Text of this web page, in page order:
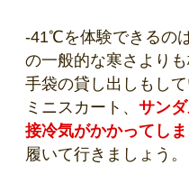
-41℃を体験できるの
の一般的な寒さより
手袋の貸し出しもし
ミニスカート、 サン
接冷気がかかってしま
履いて行きましょう。